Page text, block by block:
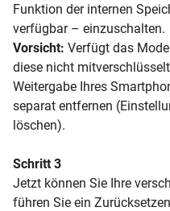
Funktion der internen
verfügbar – einzuschalten.
Vorsicht: Verfügt das
diese nicht
Weitergabe Ihres
separat entfernen
löschen).
Schritt 3
Jetzt können Sie Ihre
führen Sie ein